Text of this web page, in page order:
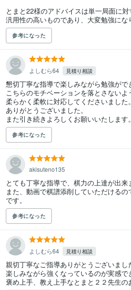
とまと22様のアドバイスは単一局面に対
汎用性の高いものであり、大変勉強にな
参考になった
よしむら64 見積り相談
懇切丁寧な指導で楽しみながら勉強がで
こちらのモチベーションを落とさないよ
柔らかく柔軟に対応してくださいました。
ありがとうございました。
また引き続きよろしくお願いいたします。
参考になった
akisuteno135
とても丁寧な指導で、棋力の上達が出来
また、動画で棋譜添削していただける
です。
参考になった
よしむら64 見積り相談
親切丁寧なご指導ありがとうございまし
楽しみながら強くなっているのが実感で